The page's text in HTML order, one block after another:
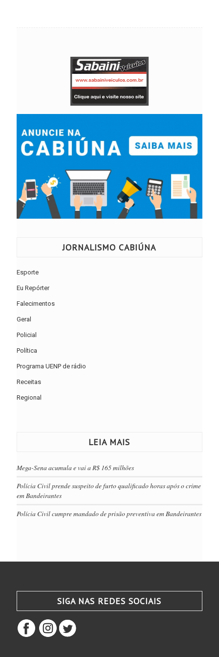
JORNALISMO CABIÚNA
Esporte
Eu Repórter
Falecimentos
Geral
Policial
Política
Programa UENP de rádio
Receitas
Regional
LEIA MAIS
Mega-Sena acumula e vai a R$ 165 milhões
Polícia Civil prende suspeito de furto qualificado horas após o crime
em Bandeirantes
Polícia Civil cumpre mandado de prisão preventiva em Bandeirantes
SIGA NAS REDES SOCIAIS